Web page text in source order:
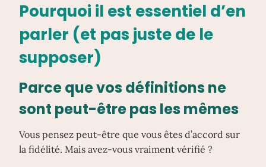
Pourquoi il est essentiel d’en
parler (et pas juste de le
supposer)
Parce que vos définitions ne
sont peut-être pas les mêmes
Vous pensez peut-être que vous êtes d’accord sur
la fidélité. Mais avez-vous vraiment vérifié ?